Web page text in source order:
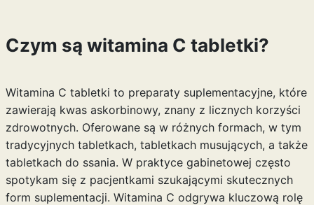
Czym są witamina C tabletki?
Witamina C tabletki to preparaty suplementacyjne, które
zawierają kwas askorbinowy, znany z licznych korzyści
zdrowotnych. Oferowane są w różnych formach, w tym
tradycyjnych tabletkach, tabletkach musujących, a także
tabletkach do ssania. W praktyce gabinetowej często
spotykam się z pacjentkami szukającymi skutecznych
form suplementacji. Witamina C odgrywa kluczową rolę